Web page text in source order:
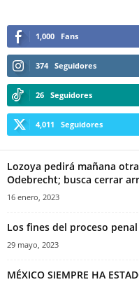
1,000 Fans
374 Seguidores
26 Seguidores
4,011 Seguidores
Lozoya pedirá mañana
Odebrecht; busca cerrar
16 enero, 2023
Los fines del proceso penal
29 mayo, 2023
MÉXICO SIEMPRE HA